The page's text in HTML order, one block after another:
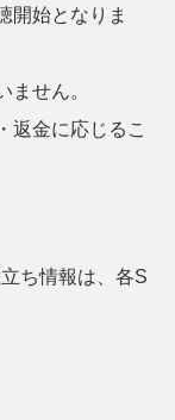
開始となりま
ません。
返金に応じるこ
ち情報は、各S